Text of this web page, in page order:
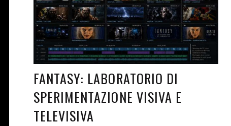
FANTASY: LABORATORIO DI
SPERIMENTAZIONE VISIVA E
TELEVISIVA